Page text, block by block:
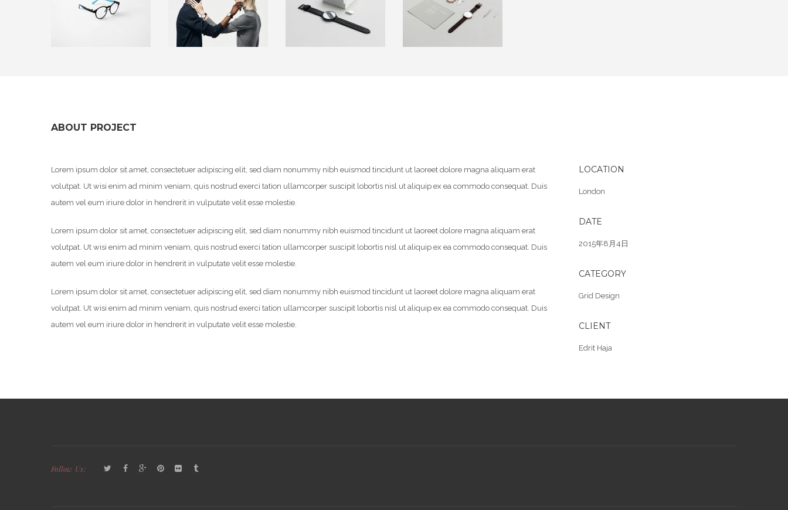
ABOUT PROJECT
Lorem ipsum dolor sit amet, consectetuer adipiscing elit, sed diam nonummy nibh euismod tincidunt ut laoreet dolore magna aliquam erat
volutpat. Ut wisi enim ad minim veniam, quis nostrud exerci tation ullamcorper suscipit lobortis nisl ut aliquip ex ea commodo consequat. Duis
autem vel eum iriure dolor in hendrerit in vulputate velit esse molestie.
Lorem ipsum dolor sit amet, consectetuer adipiscing elit, sed diam nonummy nibh euismod tincidunt ut laoreet dolore magna aliquam erat
volutpat. Ut wisi enim ad minim veniam, quis nostrud exerci tation ullamcorper suscipit lobortis nisl ut aliquip ex ea commodo consequat. Duis
autem vel eum iriure dolor in hendrerit in vulputate velit esse molestie.
Lorem ipsum dolor sit amet, consectetuer adipiscing elit, sed diam nonummy nibh euismod tincidunt ut laoreet dolore magna aliquam erat
volutpat. Ut wisi enim ad minim veniam, quis nostrud exerci tation ullamcorper suscipit lobortis nisl ut aliquip ex ea commodo consequat. Duis
autem vel eum iriure dolor in hendrerit in vulputate velit esse molestie.
LOCATION
London
DATE
2015年8月4日
CATEGORY
Grid Design
CLIENT
Edrit Haja
Follow Us: